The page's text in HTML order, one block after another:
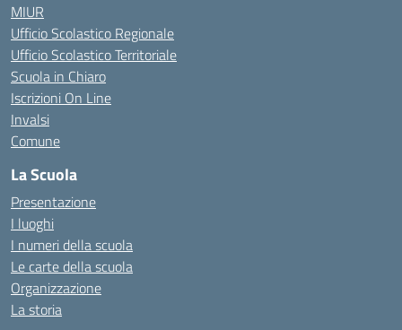
MIUR
Ufficio Scolastico Regionale
Ufficio Scolastico Territoriale
Scuola in Chiaro
Iscrizioni On Line
Invalsi
Comune
La Scuola
Presentazione
I luoghi
I numeri della scuola
Le carte della scuola
Organizzazione
La storia